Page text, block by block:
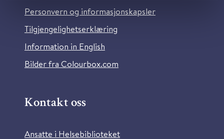
Personvern og informasjonskapsler
Tilgjengelighetserklæring
Information in English
Bilder fra Colourbox.com
Kontakt oss
Ansatte i Helsebiblioteket